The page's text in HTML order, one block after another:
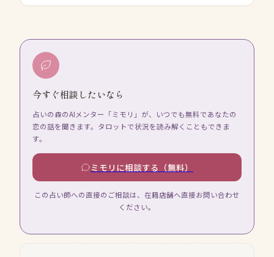
今すぐ相談したいなら
占いの森のAIメンター「ミモリ」が、いつでも無料であなたの
恋の話を聞きます。タロットで状況を読み解くこともできま
す。
ミモリに相談する（無料）
この占い師への直接のご相談は、在籍店舗へ直接お問い合わせ
ください。